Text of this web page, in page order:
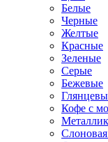
Белые
Черные
Желтые
Красные
Зеленые
Серые
Бежевые
Кофе с
Металлик
Слоновая